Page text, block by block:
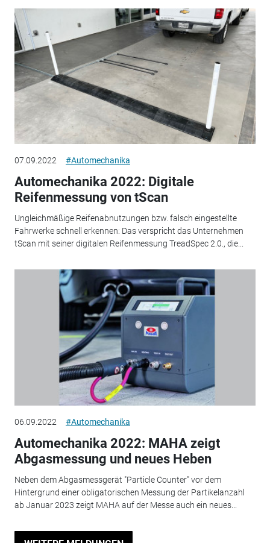
07.09.2022 #Automechanika
Automechanika 2022: Digitale
Reifenmessung von tScan
Ungleichmäßige Reifenabnutzungen bzw. falsch eingestellte
Fahrwerke schnell erkennen: Das verspricht das Unternehmen
tScan mit seiner digitalen Reifenmessung TreadSpec 2.0., die...
06.09.2022 #Automechanika
Automechanika 2022: MAHA zeigt
Abgasmessung und neues Heben
Neben dem Abgasmessgerät "Particle Counter" vor dem
Hintergrund einer obligatorischen Messung der Partikelanzahl
ab Januar 2023 zeigt MAHA auf der Messe auch ein neues...